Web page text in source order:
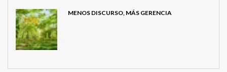
MENOS DISCURSO, MÁS GERENCIA